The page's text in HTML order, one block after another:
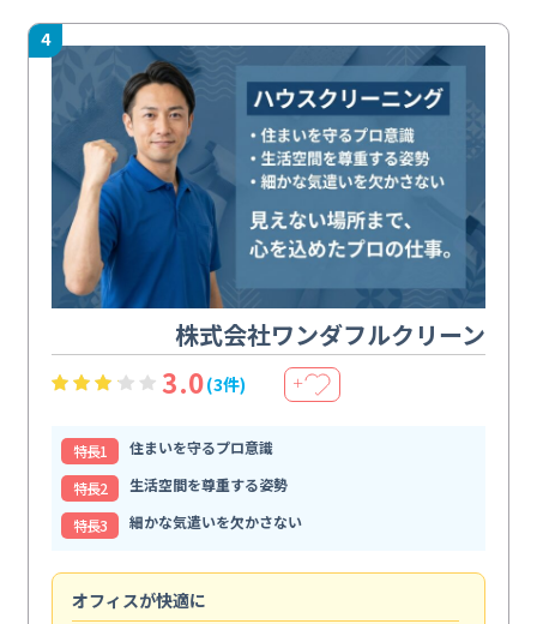
4
株式会社ワンダフルクリーン
3.0(3件) ＋
特⻑1
住まいを守るプロ意識
特⻑2
生活空間を尊重する姿勢
特⻑3
細かな気遣いを欠かさない
オフィスが快適に